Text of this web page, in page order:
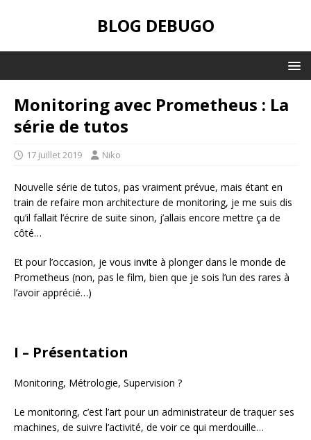
BLOG DEBUGO
Monitoring avec Prometheus : La
série de tutos
17 juillet 2019 Niko
Nouvelle série de tutos, pas vraiment prévue, mais étant en
train de refaire mon architecture de monitoring, je me suis dis
qu’il fallait l’écrire de suite sinon, j’allais encore mettre ça de
côté…
Et pour l’occasion, je vous invite à plonger dans le monde de
Prometheus (non, pas le film, bien que je sois l’un des rares à
l’avoir apprécié…)
I – Présentation
Monitoring, Métrologie, Supervision ?
Le monitoring, c’est l’art pour un administrateur de traquer ses
machines, de suivre l’activité, de voir ce qui merdouille…